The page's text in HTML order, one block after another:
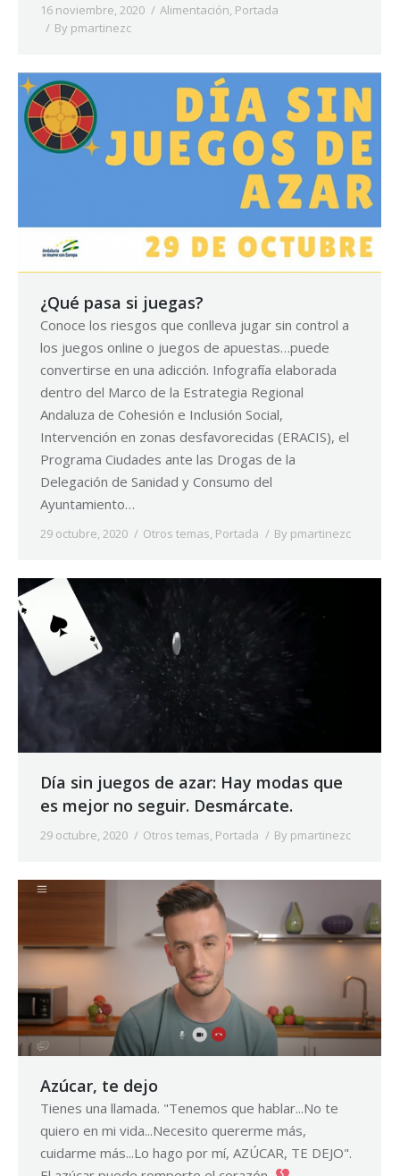
16 noviembre, 2020 Alimentación, Portada
By pmartinezc
¿Qué pasa si juegas?
Conoce los riesgos que conlleva jugar sin control a
los juegos online o juegos de apuestas…puede
convertirse en una adicción. Infografía elaborada
dentro del Marco de la Estrategia Regional
Andaluza de Cohesión e Inclusión Social,
Intervención en zonas desfavorecidas (ERACIS), el
Programa Ciudades ante las Drogas de la
Delegación de Sanidad y Consumo del
Ayuntamiento…
29 octubre, 2020 Otros temas, Portada By pmartinezc
Día sin juegos de azar: Hay modas que
es mejor no seguir. Desmárcate.
29 octubre, 2020 Otros temas, Portada By pmartinezc
Azúcar, te dejo
Tienes una llamada. "Tenemos que hablar...No te
quiero en mi vida...Necesito quererme más,
cuidarme más...Lo hago por mí, AZÚCAR, TE DEJO".